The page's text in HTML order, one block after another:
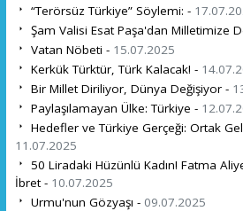
“Terörsüz Türkiye” Söylemi: -
Şam Valisi Esat Paşa'dan Milletimize
Vatan Nöbeti - 15.07.2025
Kerkük Türktür, Türk Kalacak! -
Bir Millet Diriliyor, Dünya Değişiyor -
Paylaşılamayan Ülke: Türkiye -
Hedefler ve Türkiye Gerçeği: Ortak
11.07.2025
50 Liradaki Hüzünlü Kadın! Fatma
İbret - 10.07.2025
Urmu'nun Gözyaşı - 09.07.2025